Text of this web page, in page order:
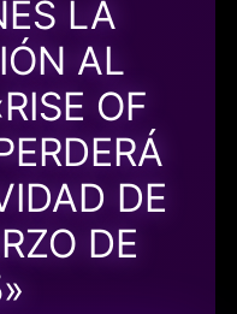
LA
AL
OF
DE
DE